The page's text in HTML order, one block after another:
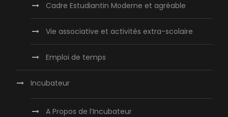
Cadre Estudiantin Moderne et agréable
Vie associative et activités extra-scolaire
Emploi de temps
Incubateur
A Propos de l’Incubateur